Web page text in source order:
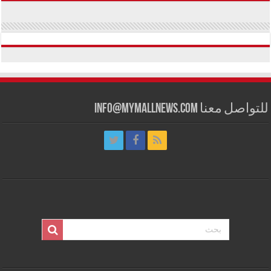
للتواصل معنا info@mymallnews.com